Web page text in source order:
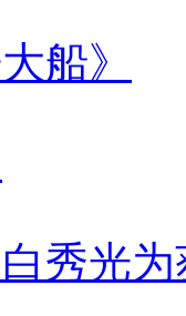
船》
秀光